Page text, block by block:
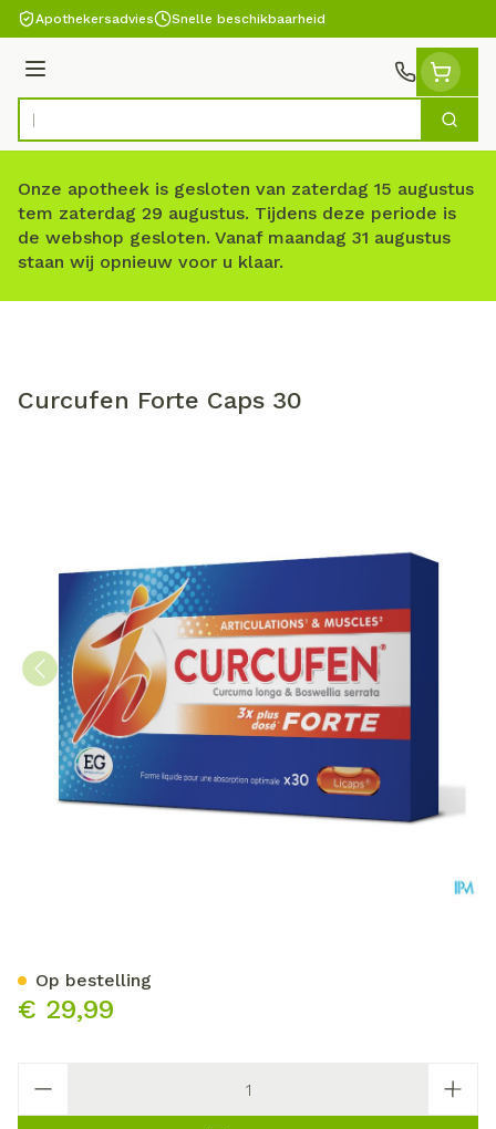
Ga naar de inhoud
Apothekersadvies Snelle beschikbaarheid
Menu
Product, merk, categorie... Zoek
Onze apotheek is gesloten van zaterdag 15 augustus
tem zaterdag 29 augustus. Tijdens deze periode is
de webshop gesloten. Vanaf maandag 31 augustus
staan wij opnieuw voor u klaar.
Curcufen Forte Caps 30
€ 29,99
Op bestelling